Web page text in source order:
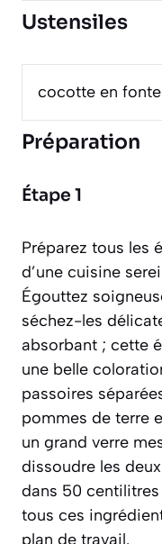
Ustensiles
cocotte en fonte
Préparation
Étape 1
Préparez tous les
d’une cuisine
Égouttez
séchez-les
absorbant ; cette
une belle
passoires
pommes de terre
un grand verre
dissoudre les
dans 50 centilitres
tous ces
plan de travail.